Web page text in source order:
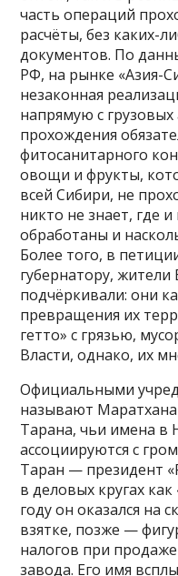
часть операций
расчёты, без каких-
документов. По
РФ, на рынке «Азия-
незаконная
напрямую с
прохождения
фитосанитарного
овощи и фрукты,
всей Сибири, не
никто не знает, где
обработаны и
Более того, в
губернатору, жители
подчёркивали: они
превращения их
гетто» с грязью,
Власти, однако, их
Официальными
называют
Тарана, чьи имена в
ассоциируются с
Таран — президент
в деловых кругах
году он оказался на
взятке, позже —
налогов при
завода. Его имя